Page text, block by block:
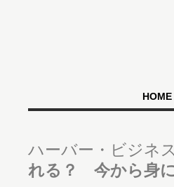
HOME
ハーバー・ビジネ
れる？ 今から身